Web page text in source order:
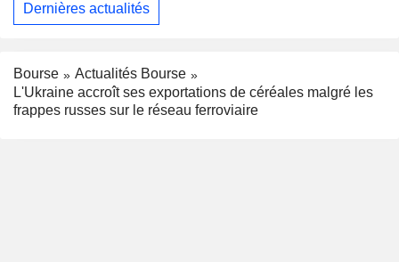
Dernières actualités
Bourse
Actualités Bourse
L'Ukraine accroît ses exportations de céréales malgré les
frappes russes sur le réseau ferroviaire